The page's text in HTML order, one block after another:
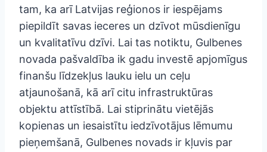
tam, ka arī Latvijas reģionos ir iespējams
piepildīt savas ieceres un dzīvot mūsdienīgu
un kvalitatīvu dzīvi. Lai tas notiktu, Gulbenes
novada pašvaldība ik gadu investē apjomīgus
finanšu līdzekļus lauku ielu un ceļu
atjaunošanā, kā arī citu infrastruktūras
objektu attīstībā. Lai stiprinātu vietējās
kopienas un iesaistītu iedzīvotājus lēmumu
pieņemšanā, Gulbenes novads ir kļuvis par